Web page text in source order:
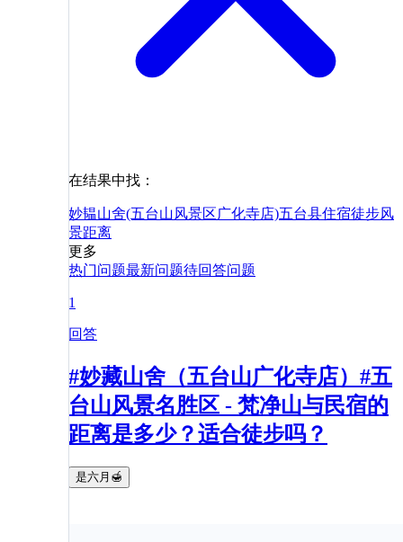
在结果中找：
妙韫山舍(五台山风景区广化寺店)五台县住宿徒步风
景距离
更多
热门问题最新问题待回答问题
1
回答
#妙藏山舍（五台山广化寺店）#五
台山风景名胜区 - 梵净山与民宿的
距离是多少？适合徒步吗？
是六月🍯